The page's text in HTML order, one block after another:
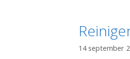
14 september